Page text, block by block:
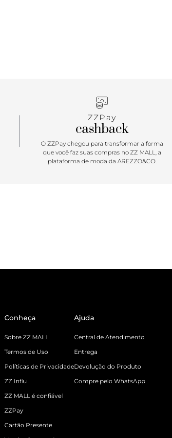
ZZPay
cashback
O ZZPay chegou para transformar a forma
que você faz suas compras no ZZ MALL, a
plataforma de moda da AREZZO&CO.
Conheça
Sobre ZZ MALL
Termos de Uso
Políticas de Privacidade
ZZ Influ
ZZ MALL é confiável
ZZPay
Cartão Presente
Ajuda
Central de Atendimento
Entrega
Devolução do Produto
Compre pelo WhatsApp